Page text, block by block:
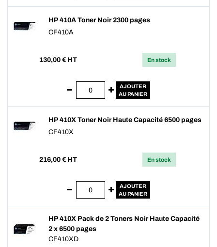
HP 410A Toner Noir 2300 pages
CF410A
130,00 € HT En stock
AJOUTER
AU PANIER
HP 410X Toner Noir Haute Capacité 6500 pages
CF410X
216,00 € HT En stock
AJOUTER
AU PANIER
HP 410X Pack de 2 Toners Noir Haute Capacité
2 x 6500 pages
CF410XD